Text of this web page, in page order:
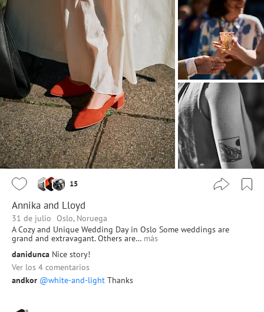
15
Annika and Lloyd
31 de julio Oslo, Noruega
A Cozy and Unique Wedding Day in Oslo Some weddings are
grand and extravagant. Others are… más
danidunca Nice story!
Ver los 4 comentarios
andkor @white-and-light Thanks